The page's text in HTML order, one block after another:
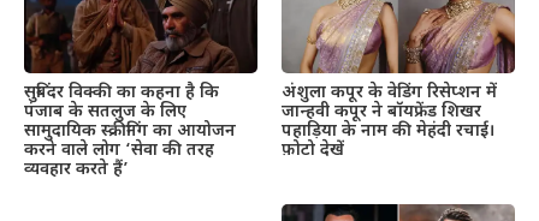
सुबिंदर विक्की का कहना है कि
पंजाब के सतलुज के लिए
सामुदायिक स्क्रीनिंग का आयोजन
करने वाले लोग ‘सेवा की तरह
व्यवहार करते हैं’
अंशुला कपूर के वेडिंग रिसेप्शन में
जान्हवी कपूर ने बॉयफ्रेंड शिखर
पहाड़िया के नाम की मेहंदी रचाई।
फ़ोटो देखें